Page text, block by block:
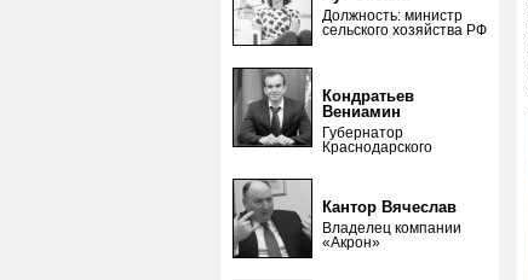
Должность: министр
сельского хозяйства РФ
Кондратьев
Вениамин
Губернатор
Краснодарского
Кантор Вячеслав
Владелец компании
«Акрон»